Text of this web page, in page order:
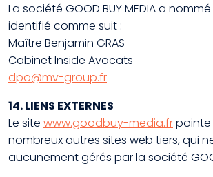
La société GOOD BUY MEDIA a
identifié comme suit :
Maître Benjamin GRAS
Cabinet Inside Avocats
dpo@mv-group.fr
14. LIENS EXTERNES
Le site www.goodbuy-media.frpointe
nombreux autres sites web tiers, qui
aucunement gérés par la société